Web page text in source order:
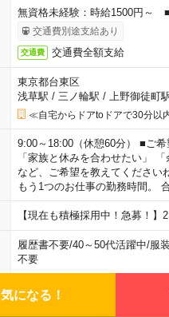
無資格未経験：時給1500円～
交通費別途支給あり
交通費 交通費全額支給
東京都台東区
浅草駅 / 三ノ輪駅 / 上野御徒町
≪自宅からドアtoドアで30分以
9:00～18:00（休憩60分） ■ご
「家族と休みを合わせたい」
など、ご希望を教えてください
もう1つのお仕事の勤務時間。
【現在も積極採用中！急募！
履歴書不要/40～50代活躍中/服
不要
気になる！